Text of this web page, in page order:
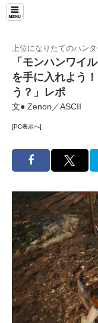
上位になりたてのハン
「モンハンワイ
を手に入れよう
う？」レポ
文● Zenon／ASCII
[PC表示へ]